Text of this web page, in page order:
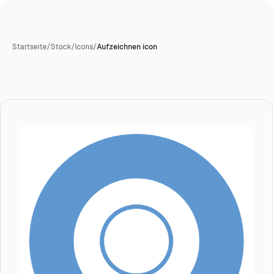
Startseite/Stock/Icons/Aufzeichnen icon